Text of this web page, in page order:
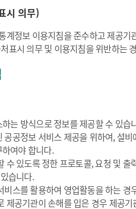
시 의무)
계정보 이용지침을 준수하고 제공
표시 의무 및 이용지침을 위반하는
는 방식으로 정보를 제공할 수 있습
공정보 서비스 제공을 위하여, 설
여야 합니다.
수 있도록 정한 프로토콜, 요청 및
습니다.
스를 활용하여 영업활동을 하는
제공기관이 손해를 입은 경우 제공